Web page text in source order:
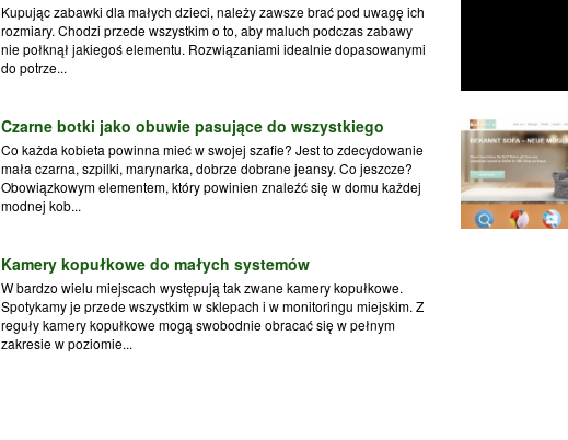
Kupując zabawki dla małych dzieci, należy zawsze brać pod uwagę ich
rozmiary. Chodzi przede wszystkim o to, aby maluch podczas zabawy
nie połknął jakiegoś elementu. Rozwiązaniami idealnie dopasowanymi
do potrze...
Czarne botki jako obuwie pasujące do wszystkiego
Co każda kobieta powinna mieć w swojej szafie? Jest to zdecydowanie
mała czarna, szpilki, marynarka, dobrze dobrane jeansy. Co jeszcze?
Obowiązkowym elementem, który powinien znaleźć się w domu każdej
modnej kob...
Kamery kopułkowe do małych systemów
W bardzo wielu miejscach występują tak zwane kamery kopułkowe.
Spotykamy je przede wszystkim w sklepach i w monitoringu miejskim. Z
reguły kamery kopułkowe mogą swobodnie obracać się w pełnym
zakresie w poziomie...